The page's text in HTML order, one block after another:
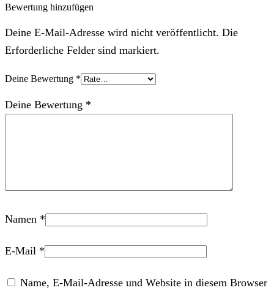
Bewertung hinzufügen
Deine E-Mail-Adresse wird nicht veröffentlicht. Die
Erforderliche Felder sind markiert.
Deine Bewertung *
Deine Bewertung *
Namen *
E-Mail *
Name, E-Mail-Adresse und Website in diesem Browser